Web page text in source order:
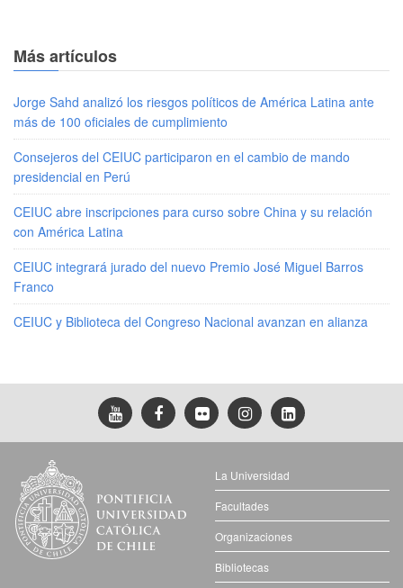
Más artículos
Jorge Sahd analizó los riesgos políticos de América Latina ante
más de 100 oficiales de cumplimiento
Consejeros del CEIUC participaron en el cambio de mando
presidencial en Perú
CEIUC abre inscripciones para curso sobre China y su relación
con América Latina
CEIUC integrará jurado del nuevo Premio José Miguel Barros
Franco
CEIUC y Biblioteca del Congreso Nacional avanzan en alianza
La Universidad
Facultades
Organizaciones
Bibliotecas